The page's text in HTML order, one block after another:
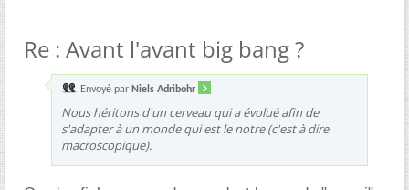
Re : Avant l'avant big bang ?
Envoyé par Niels Adribohr
Nous héritons d'un cerveau qui a évolué afin de
s'adapter à un monde qui est le notre (c'est à dire
macroscopique).